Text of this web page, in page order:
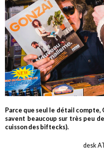
Parce que seul le détail compte,
savent beaucoup sur très peu
cuisson des biftecks).
desk